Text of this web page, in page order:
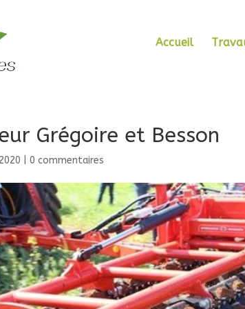
Accueil
Grégoire et Besson
|0 commentaires